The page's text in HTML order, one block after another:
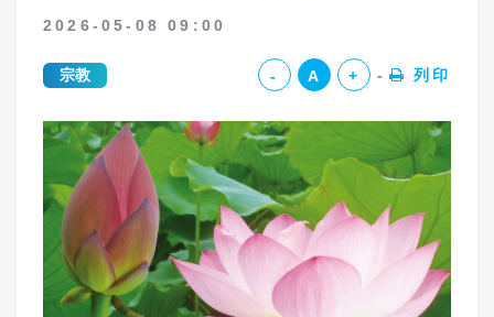
2026-05-08 09:00
宗教 - A + 列印